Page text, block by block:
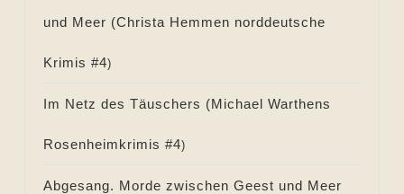
und Meer (Christa Hemmen norddeutsche
Krimis #4)
Im Netz des Täuschers (Michael Warthens
Rosenheimkrimis #4)
Abgesang. Morde zwischen Geest und Meer